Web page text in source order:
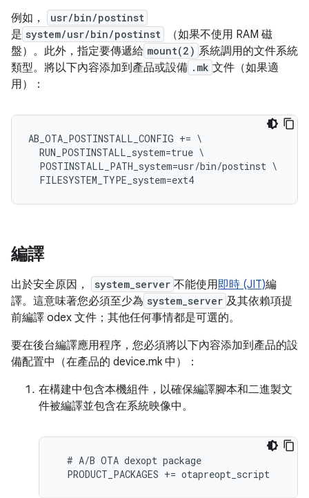
例如，
usr/bin/postinst
是 system/usr/bin/postinst
（如果不使用 RAM 磁
盤）。此外，指定要傳遞給 mount(2) 系統調用的文件系統
類型。將以下內容添加到產品或設備 .mk 文件（如果適
用）：
AB_OTA_POSTINSTALL_CONFIG += \
  RUN_POSTINSTALL_system=true \
  POSTINSTALL_PATH_system=usr/bin/postinst \
編譯
出於安全原因， system_server 不能使用即時 (JIT)編
譯。這意味著您必須至少為 system_server 及其依賴項提
前編譯 odex 文件；其他任何事情都是可選的。
要在後台編譯應用程序，您必須將以下內容添加到產品的設
備配置中（在產品的 device.mk 中）：
在構建中包含本機組件，以確保編譯腳本和二進製文
件被編譯並包含在系統映像中。
  # A/B OTA dexopt package